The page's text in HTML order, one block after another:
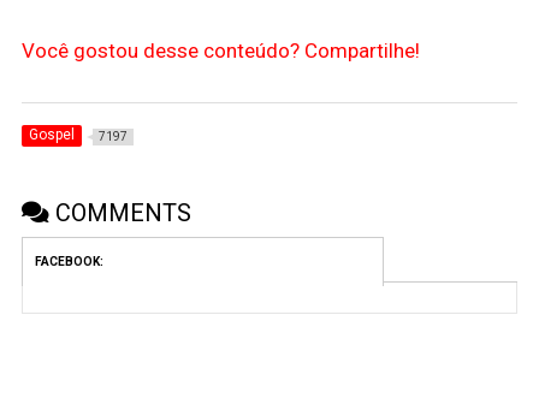
Você gostou desse conteúdo? Compartilhe!
Gospel 7197
COMMENTS
FACEBOOK: